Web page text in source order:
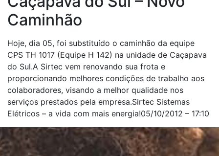
Caminhão
Hoje, dia 05, foi substituído o caminhão da equipe
CPS TH 1017 (Equipe H 142) na unidade de Caçapava
do Sul.A Sirtec vem renovando sua frota e
proporcionando melhores condições de trabalho aos
colaboradores, visando a melhor qualidade nos
serviços prestados pela empresa.Sirtec Sistemas
Elétricos – a vida com mais energia!05/10/2012 – 17:10